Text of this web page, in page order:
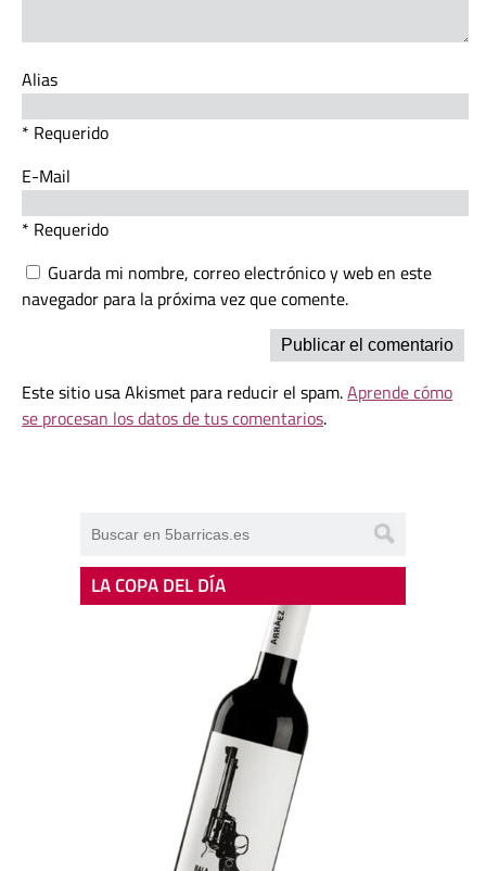
Alias
* Requerido
E-Mail
* Requerido
Guarda mi nombre, correo electrónico y web en este
navegador para la próxima vez que comente.
Este sitio usa Akismet para reducir el spam.Aprende cómo
se procesan los datos de tus comentarios.
LA COPA DEL DÍA